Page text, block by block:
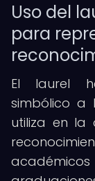
Uso del
para
El laurel
simbólico a
utiliza en la